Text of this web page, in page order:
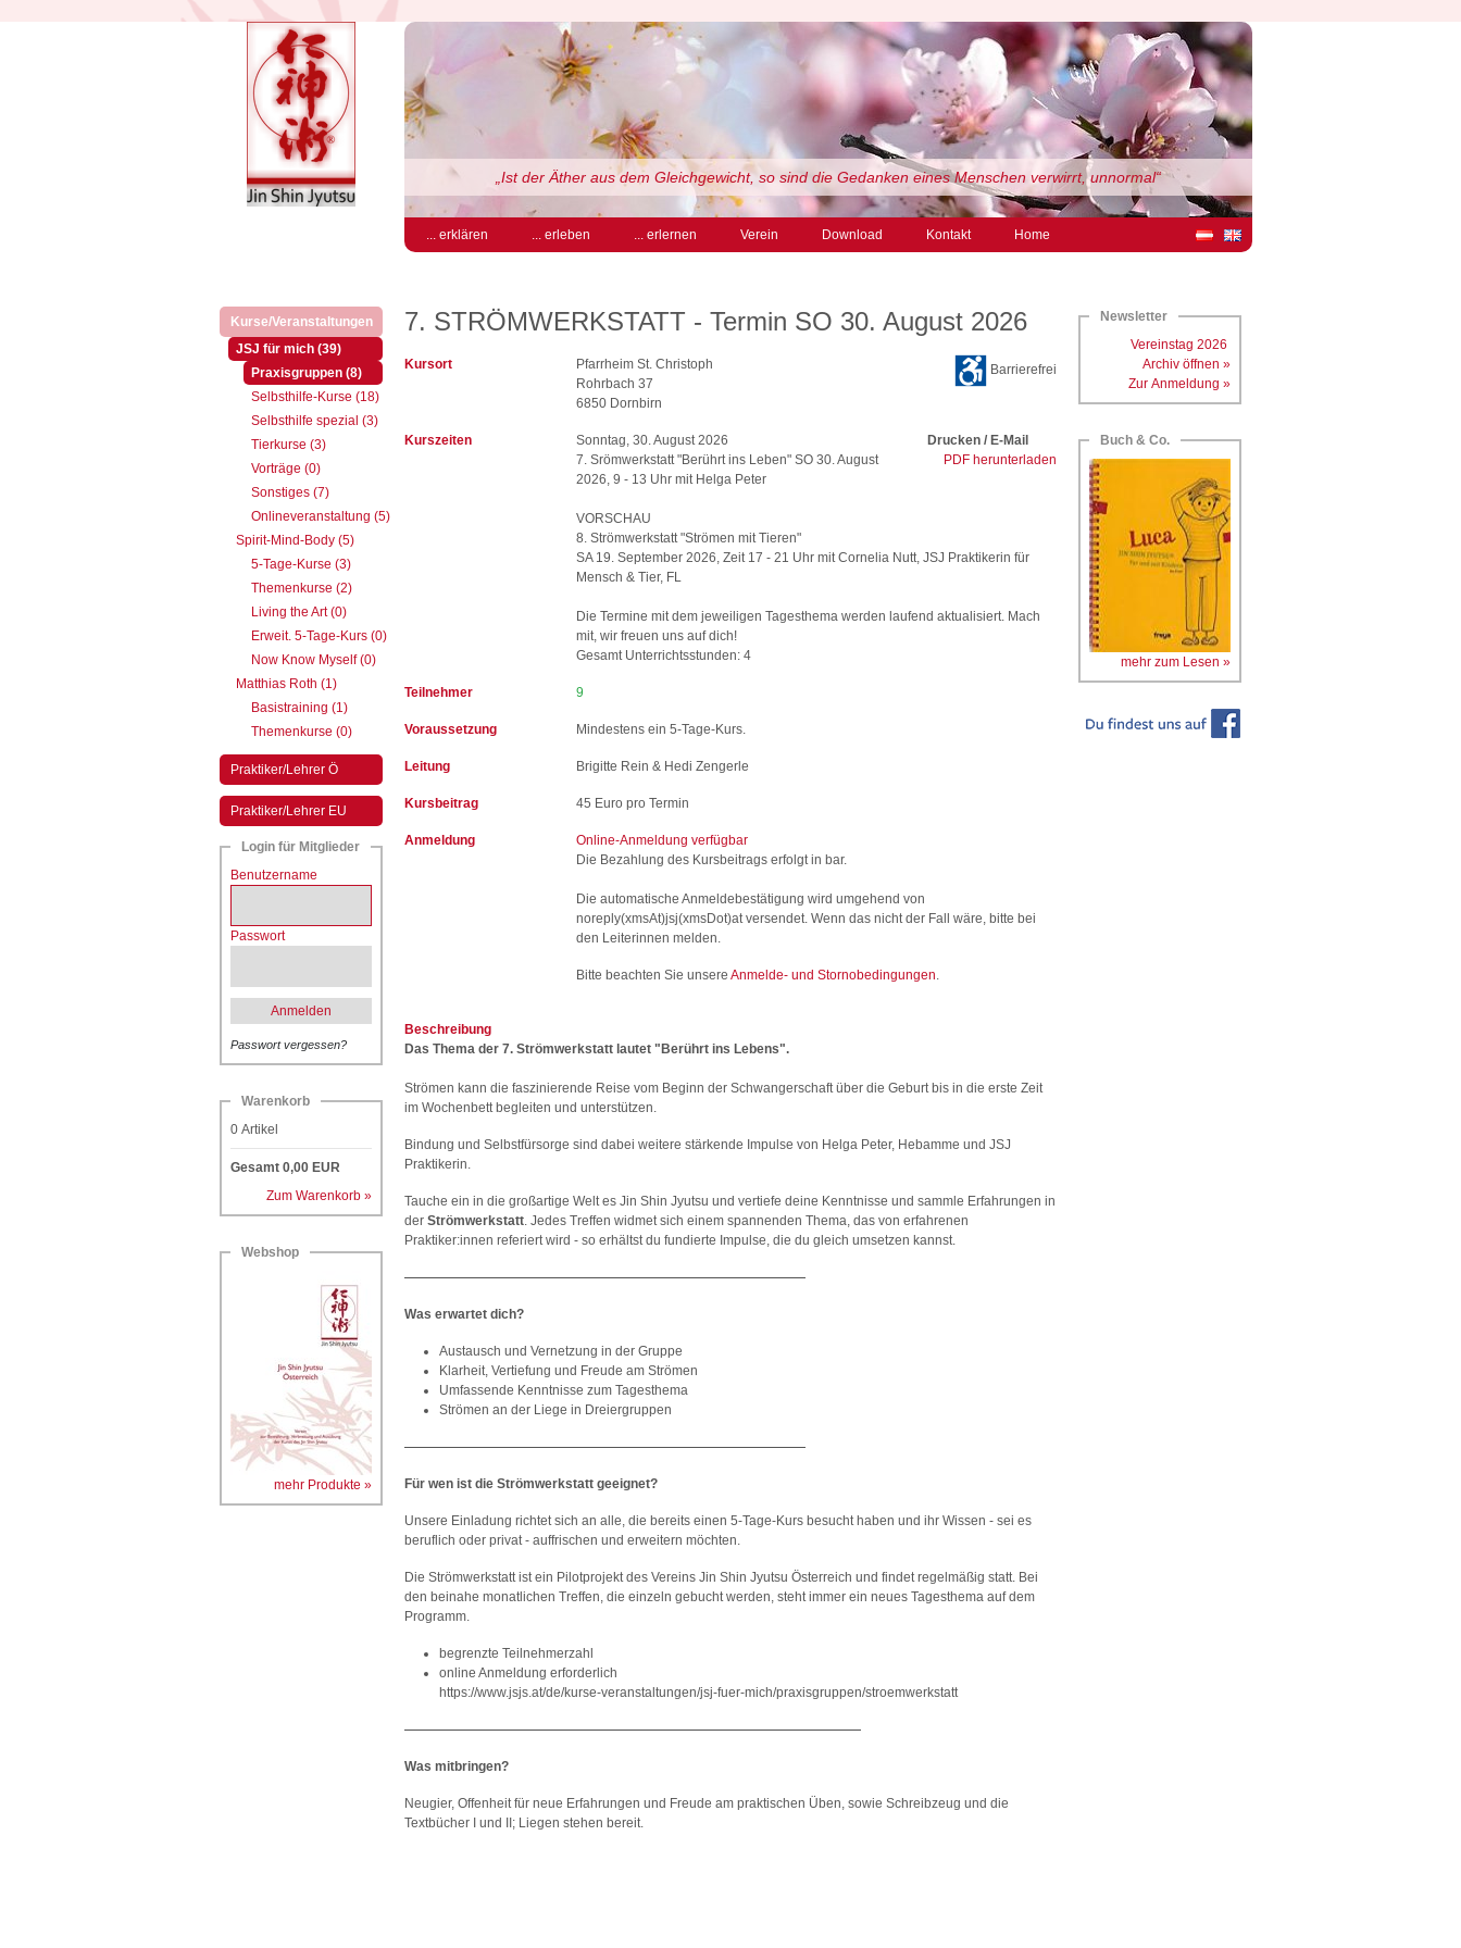
„Ist der Äther aus dem Gleichgewicht, so sind die Gedanken eines Menschen verwirrt, unnormal“
... erklären ... erleben ... erlernen Verein Download Kontakt Home
Kurse/Veranstaltungen
(aktiv)
JSJ für mich (39)(aktiv)
Praxisgruppen (8)(aktiv)
Selbsthilfe-Kurse (18)
Selbsthilfe spezial (3)
Tierkurse (3)
Vorträge (0)
Sonstiges (7)
Onlineveranstaltung (5)
Spirit-Mind-Body (5)
5-Tage-Kurse (3)
Themenkurse (2)
Living the Art (0)
Erweit. 5-Tage-Kurs (0)
Now Know Myself (0)
Matthias Roth (1)
Basistraining (1)
Themenkurse (0)
Praktiker/Lehrer Ö
Praktiker/Lehrer EU
Login für Mitglieder
Benutzername
Passwort
Anmelden
Passwort vergessen?
Warenkorb
0 Artikel
Gesamt 0,00 EUR
Zum Warenkorb »
Webshop
mehr Produkte »
7. STRÖMWERKSTATT - Termin SO 30. August 2026
Kursort Barrierefrei
Pfarrheim St. Christoph
Rohrbach 37
6850 Dornbirn
Kurszeiten
Drucken / E-Mail
PDF herunterladen
Sonntag, 30. August 2026
7. Srömwerkstatt "Berührt ins Leben" SO 30. August
2026, 9 - 13 Uhr mit Helga Peter
VORSCHAU
8. Strömwerkstatt "Strömen mit Tieren"
SA 19. September 2026, Zeit 17 - 21 Uhr mit Cornelia Nutt, JSJ Praktikerin für
Mensch & Tier, FL
Die Termine mit dem jeweiligen Tagesthema werden laufend aktualisiert. Mach
mit, wir freuen uns auf dich!
Gesamt Unterrichtsstunden: 4
Teilnehmer 9
Voraussetzung Mindestens ein 5-Tage-Kurs.
Leitung Brigitte Rein & Hedi Zengerle
Kursbeitrag 45 Euro pro Termin
Anmeldung
Online-Anmeldung verfügbar
Die Bezahlung des Kursbeitrags erfolgt in bar.
Die automatische Anmeldebestätigung wird umgehend von
noreply(xmsAt)jsj(xmsDot)atversendet. Wenn das nicht der Fall wäre, bitte bei
den Leiterinnen melden.
Bitte beachten Sie unsere Anmelde- und Stornobedingungen.
Beschreibung
Das Thema der 7. Strömwerkstatt lautet "Berührt ins Lebens".
Strömen kann die faszinierende Reise vom Beginn der Schwangerschaft über die Geburt bis in die erste Zeit
im Wochenbett begleiten und unterstützen.
Bindung und Selbstfürsorge sind dabei weitere stärkende Impulse von Helga Peter, Hebamme und JSJ
Praktikerin.
Tauche ein in die großartige Welt es Jin Shin Jyutsu und vertiefe deine Kenntnisse und sammle Erfahrungen in
der Strömwerkstatt. Jedes Treffen widmet sich einem spannenden Thema, das von erfahrenen
Praktiker:innen referiert wird - so erhältst du fundierte Impulse, die du gleich umsetzen kannst.
Was erwartet dich?
Austausch und Vernetzung in der Gruppe
Klarheit, Vertiefung und Freude am Strömen
Umfassende Kenntnisse zum Tagesthema
Strömen an der Liege in Dreiergruppen
Für wen ist die Strömwerkstatt geeignet?
Unsere Einladung richtet sich an alle, die bereits einen 5-Tage-Kurs besucht haben und ihr Wissen - sei es
beruflich oder privat - auffrischen und erweitern möchten.
Die Strömwerkstatt ist ein Pilotprojekt des Vereins Jin Shin Jyutsu Österreich und findet regelmäßig statt. Bei
den beinahe monatlichen Treffen, die einzeln gebucht werden, steht immer ein neues Tagesthema auf dem
Programm.
begrenzte Teilnehmerzahl
online Anmeldung erforderlich
https://www.jsjs.at/de/kurse-veranstaltungen/jsj-fuer-mich/praxisgruppen/stroemwerkstatt
Was mitbringen?
Neugier, Offenheit für neue Erfahrungen und Freude am praktischen Üben, sowie Schreibzeug und die
Textbücher I und II; Liegen stehen bereit.
Newsletter
Vereinstag 2026
Archiv öffnen »
Zur Anmeldung »
Buch & Co.
mehr zum Lesen »